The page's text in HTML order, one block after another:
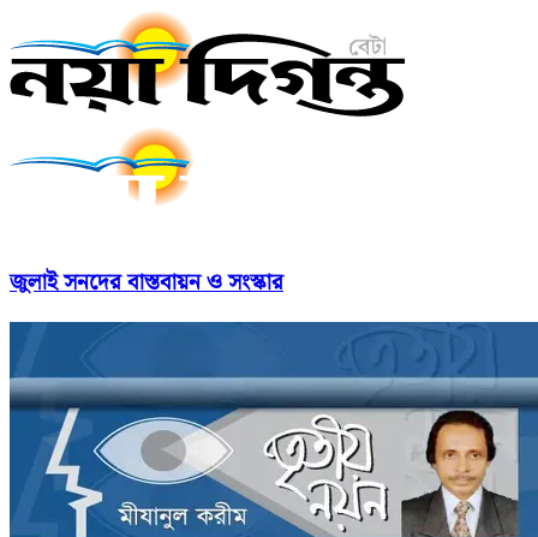
জুলাই সনদের বাস্তবায়ন ও সংস্কার